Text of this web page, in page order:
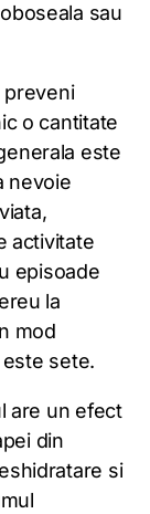
sau
preveni
o cantitate
este
nevoie
activitate
episoade
la
mod
sete.
are un efect
din
si